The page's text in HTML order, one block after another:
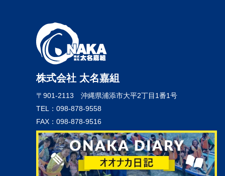
株式会社 太名嘉組
〒901-2113 沖縄県浦添市大平2丁目1番1号
TEL：098-878-9558
FAX：098-878-9516